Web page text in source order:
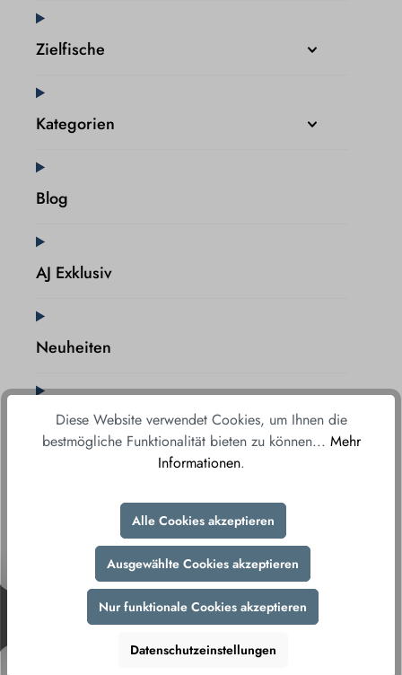
Zielfische
Kategorien
Blog
AJ Exklusiv
Neuheiten
SALE
Filialen entdecken
Diese Website verwendet Cookies, um Ihnen die
bestmögliche Funktionalität bieten zu können... Mehr
Informationen.
Alle Cookies akzeptieren
Ausgewählte Cookies akzeptieren
Nur funktionale Cookies akzeptieren
Datenschutzeinstellungen